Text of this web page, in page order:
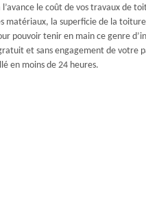
le coût de vos travaux de
matériaux, la superficie de la
pouvoir tenir en main ce genre
et sans engagement de
en moins de 24 heures.